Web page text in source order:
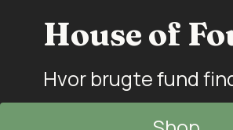
House of
Hvor brugte fund